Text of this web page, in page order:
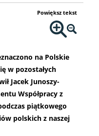
Powiększ tekst
na Polskie
w pozostałych
Jacek Junoszy-
Współpracy z
piątkowego
polskich z naszej